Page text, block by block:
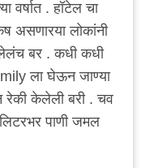
वर्षात . हॉटेल चा
असणारया लोकांनी
बर . कधी कधी
ला घेऊन जाण्या
केलेली बरी . चव
पाणी जमल